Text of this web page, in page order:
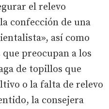
el relevo
confección de una
así como
preocupan a los
de topillos que
o la falta de relevo
la consejera